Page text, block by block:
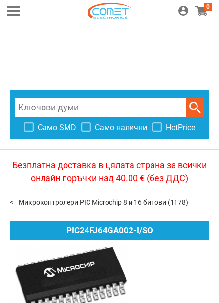
0
Само SMD Само налични HotPrice
Безплатна доставка в цялата страна за всички
онлайн поръчки над 40.00 € (без ДДС)
Микроконтролери PIC Microchip 8 и 16 битови (1178)
PIC24FJ64GA002-I/SO